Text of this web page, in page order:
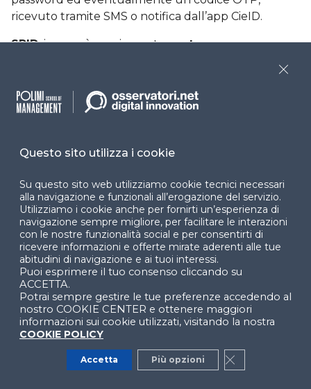
ricevuto tramite SMS o notifica dall’app CieID.
SPID, invece, è ampiamenteusato come un
con un livello di criticità minore, come la richiesta di
certificati anagrafici. Vi è anchela possibilità di
attivare SPID di livello 3per utilizzarlo per servizi
Rilascio e Attivazione
In secondo luogo, le modalità di attivazione ed
erogazione di SPID e CIE sono profondamente
diverse. LaCIE viene rilasciata dal Ministero
dell’Interno, in primis, come documento di
riconoscimento sul territorio italiano e può essere
attivata per l’utilizzo in digitale (tramite CieID)
in qualsiasi momentotramite la coppia di codici
ricevuta al rilascio.
Per quel che riguarda SPID, invece,un cittadino
può richiederne il rilascio in qualsiasi momento
Questo sito utilizza i cookie
Su questo sito web utilizziamo cookie tecnici necessari
alla navigazione e funzionali all’erogazione del servizio.
Utilizziamo i cookie anche per fornirti un’esperienza di
navigazione sempre migliore, per facilitare le interazioni
con le nostre funzionalità social e per consentirti di
ricevere informazioni e offerte mirate aderenti alle tue
abitudini di navigazione e ai tuoi interessi.
Puoi esprimere il tuo consenso cliccando su
ACCETTA.
Potrai sempre gestire le tue preferenze accedendo al
nostro COOKIE CENTER e ottenere maggiori
informazioni sui cookie utilizzati, visitando la nostra
COOKIE POLICY
Accetta Più opzioni Close GDPR